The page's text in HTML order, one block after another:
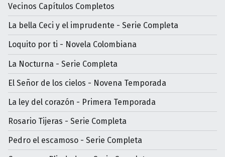
Vecinos Capítulos Completos
La bella Ceci y el imprudente - Serie Completa
Loquito por ti - Novela Colombiana
La Nocturna - Serie Completa
El Señor de los cielos - Novena Temporada
La ley del corazón - Primera Temporada
Rosario Tijeras - Serie Completa
Pedro el escamoso - Serie Completa